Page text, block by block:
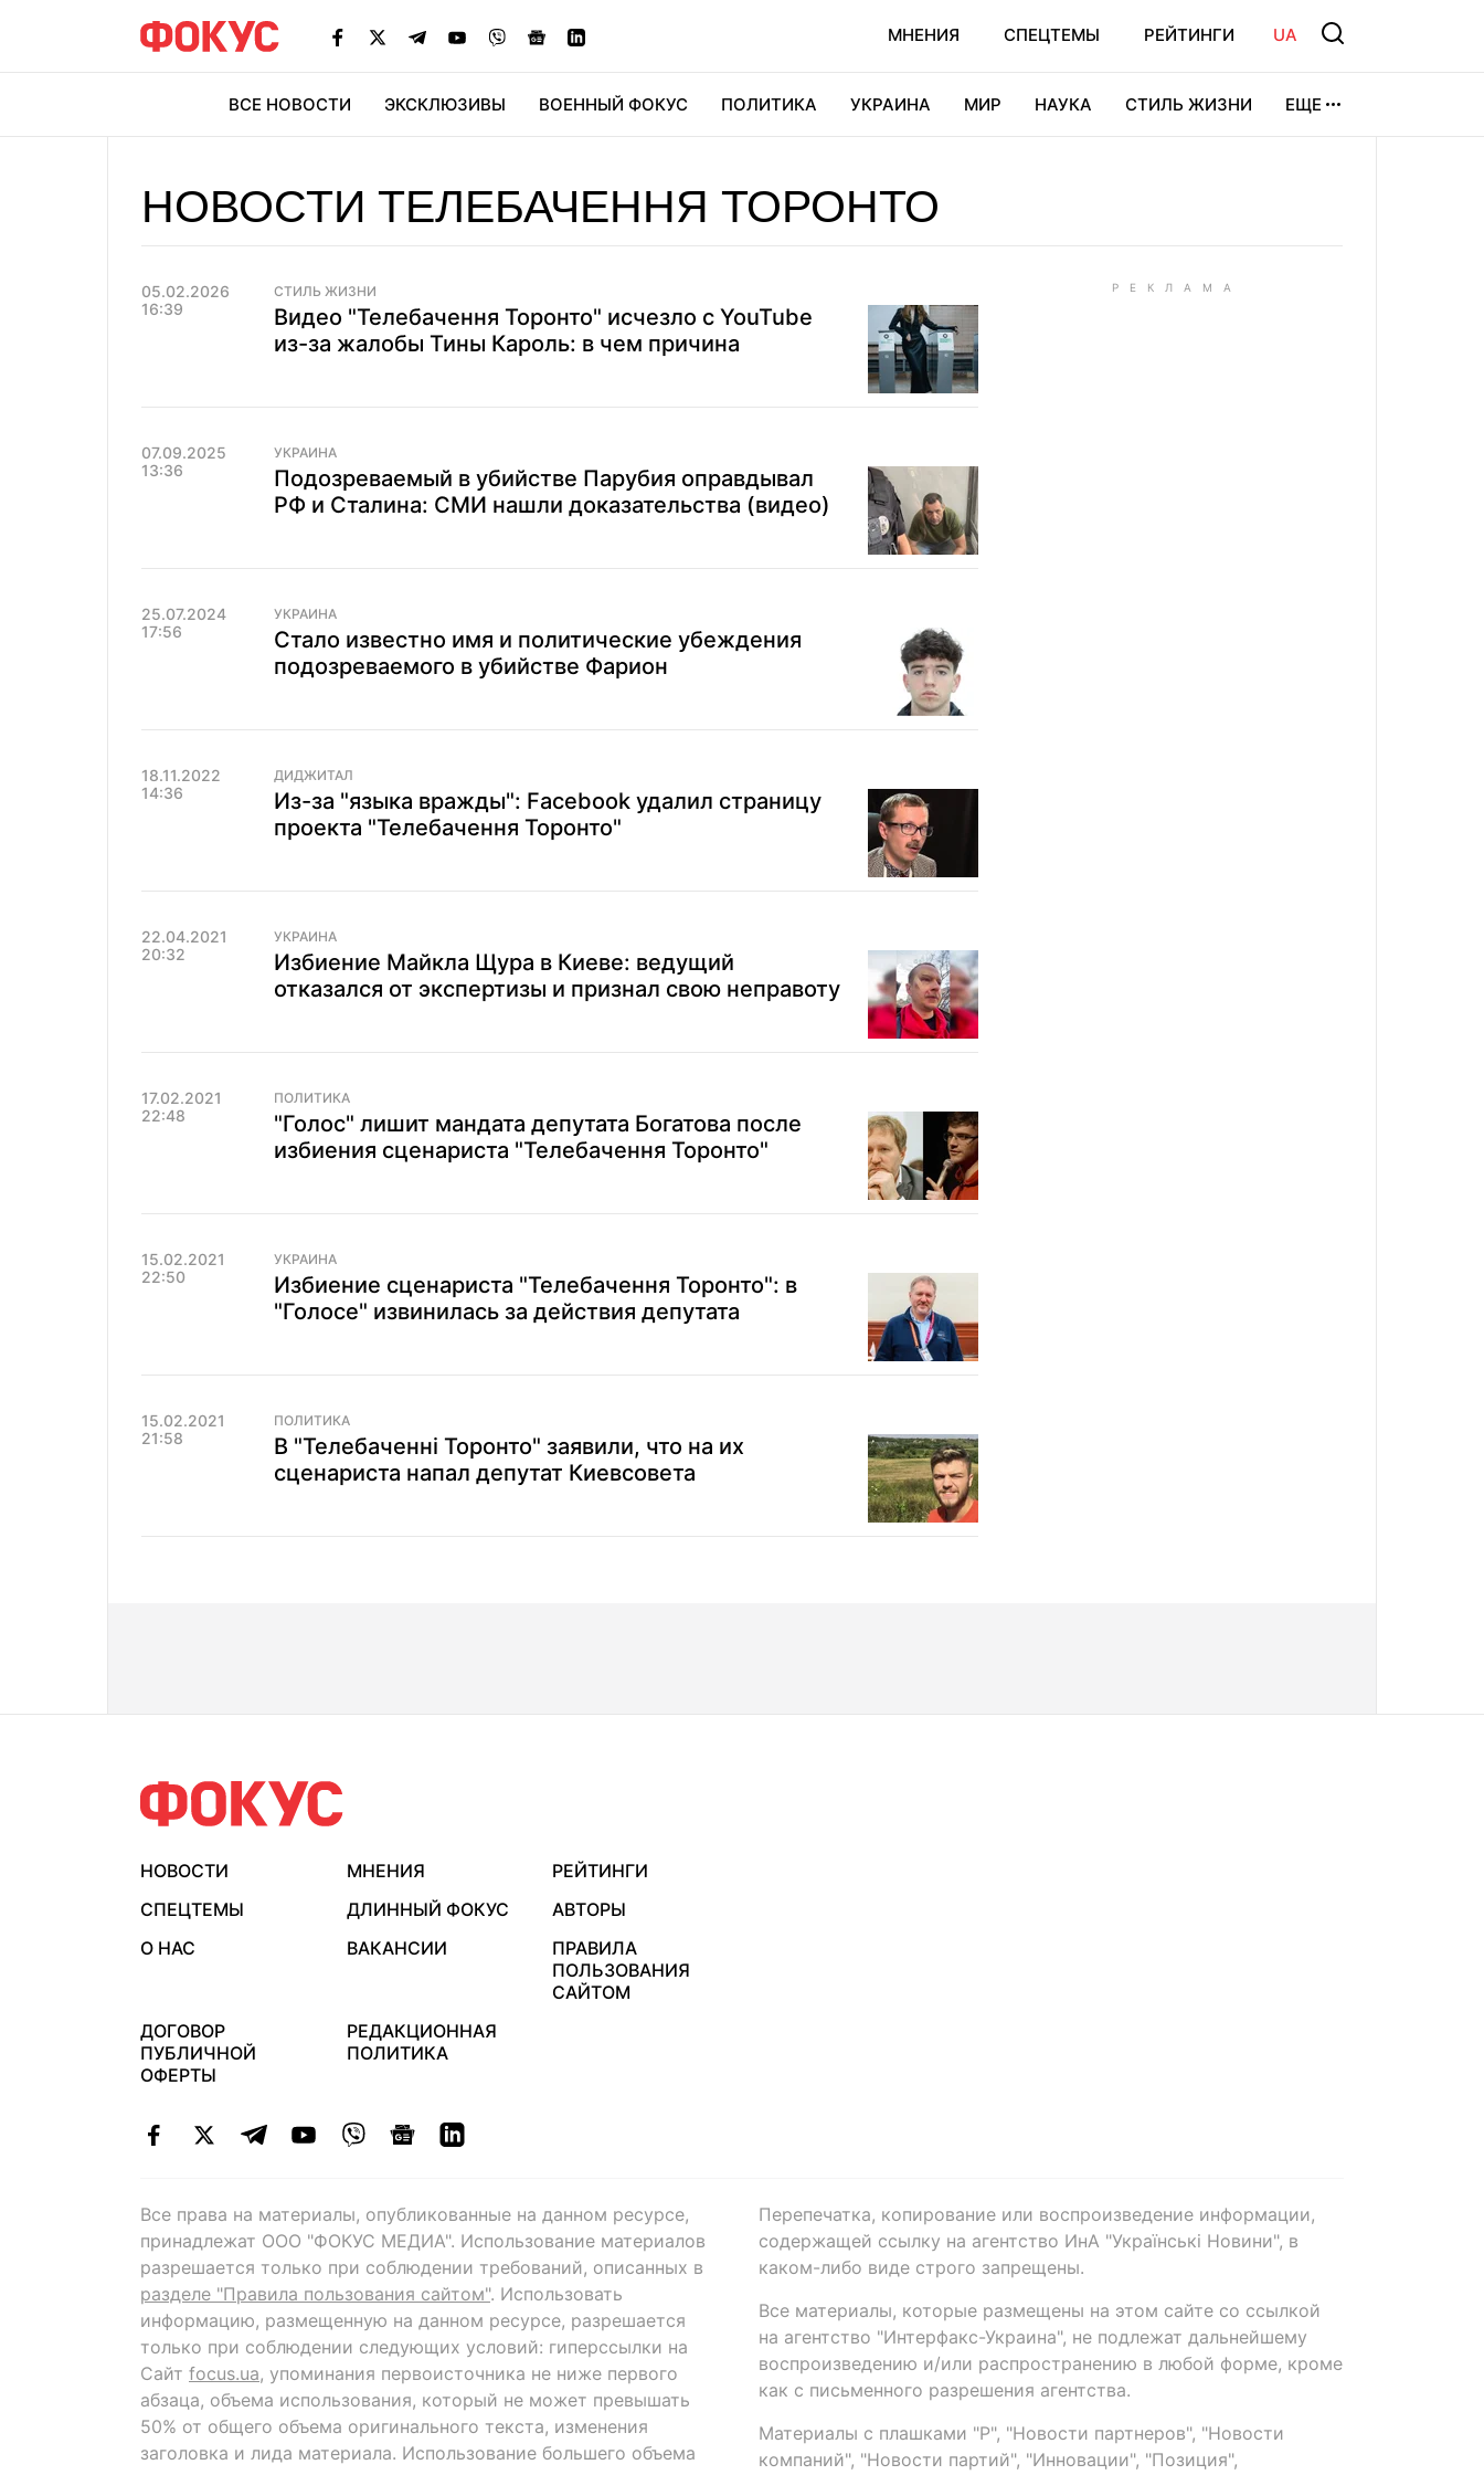
МНЕНИЯ СПЕЦТЕМЫ РЕЙТИНГИ UA
ВСЕ НОВОСТИ ЭКСКЛЮЗИВЫ ВОЕННЫЙ ФОКУС ПОЛИТИКА УКРАИНА МИР НАУКА СТИЛЬ ЖИЗНИ ЕЩЕ
НОВОСТИ ТЕЛЕБАЧЕННЯ ТОРОНТО
05.02.2026
16:39
СТИЛЬ ЖИЗНИ
Видео "Телебачення Торонто" исчезло с YouTube
из-за жалобы Тины Кароль: в чем причина
07.09.2025
13:36
УКРАИНА
Подозреваемый в убийстве Парубия оправдывал
РФ и Сталина: СМИ нашли доказательства (видео)
25.07.2024
17:56
УКРАИНА
Стало известно имя и политические убеждения
подозреваемого в убийстве Фарион
18.11.2022
14:36
ДИДЖИТАЛ
Из-за "языка вражды": Facebook удалил страницу
проекта "Телебачення Торонто"
22.04.2021
20:32
УКРАИНА
Избиение Майкла Щура в Киеве: ведущий
отказался от экспертизы и признал свою неправоту
17.02.2021
22:48
ПОЛИТИКА
"Голос" лишит мандата депутата Богатова после
избиения сценариста "Телебачення Торонто"
15.02.2021
22:50
УКРАИНА
Избиение сценариста "Телебачення Торонто": в
"Голосе" извинилась за действия депутата
15.02.2021
21:58
ПОЛИТИКА
В "Телебаченні Торонто" заявили, что на их
сценариста напал депутат Киевсовета
НОВОСТИ МНЕНИЯ
РЕЙТИНГИ
СПЕЦТЕМЫ
ДЛИННЫЙ ФОКУС
АВТОРЫ
О НАС
ВАКАНСИИ
ПРАВИЛА
ПОЛЬЗОВАНИЯ
САЙТОМ
ДОГОВОР
ПУБЛИЧНОЙ
ОФЕРТЫ
РЕДАКЦИОННАЯ
ПОЛИТИКА
Все права на материалы, опубликованные на данном ресурсе,
принадлежат ООО "ФОКУС МЕДИА". Использование материалов
разрешается только при соблюдении требований, описанных в
разделе "Правила пользования сайтом". Использовать
информацию, размещенную на данном ресурсе, разрешается
только при соблюдении следующих условий: гиперссылки на
Сайт focus.ua, упоминания первоисточника не ниже первого
абзаца, объема использования, который не может превышать
50% от общего объема оригинального текста, изменения
заголовка и лида материала. Использование большего объема
Перепечатка, копирование или воспроизведение информации,
содержащей ссылку на агентство ИнА "Українські Новини", в
каком-либо виде строго запрещены.
Все материалы, которые размещены на этом сайте со ссылкой
на агентство "Интерфакс-Украина", не подлежат дальнейшему
воспроизведению и/или распространению в любой форме, кроме
как с письменного разрешения агентства.
Материалы с плашками "Р", "Новости партнеров", "Новости
компаний", "Новости партий", "Инновации", "Позиция",